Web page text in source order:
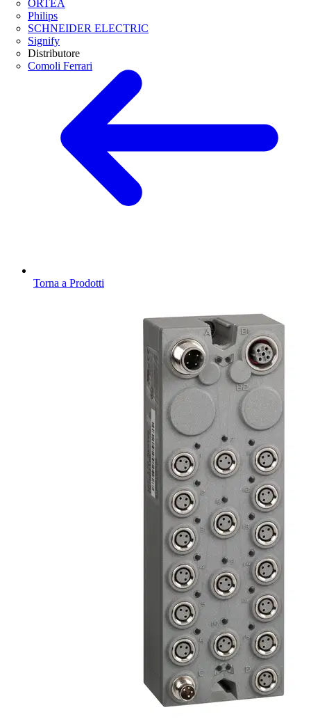
ORTEA
Philips
SCHNEIDER ELECTRIC
Signify
Distributore
Comoli Ferrari
Torna a Prodotti